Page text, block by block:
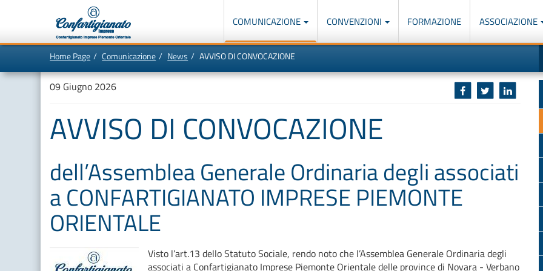
al
questa
Confartigianato
navigazione
principale:
COMUNICAZIONE CONVENZIONI FORMAZIONE ASSOCIAZIONE
Home Page Comunicazione News AVVISO DI CONVOCAZIONE
09 Giugno 2026
AVVISO DI CONVOCAZIONE
dell’Assemblea Generale Ordinaria degli associati
a CONFARTIGIANATO IMPRESE PIEMONTE
ORIENTALE
Visto l’art.13 dello Statuto Sociale, rendo noto che l’Assemblea Generale Ordinaria degli
associati a Confartigianato Imprese Piemonte Orientale delle province di Novara - Verbano